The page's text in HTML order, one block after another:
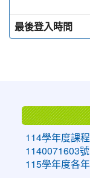
最後登入時間
114學年度課
1140071603
115學年度各